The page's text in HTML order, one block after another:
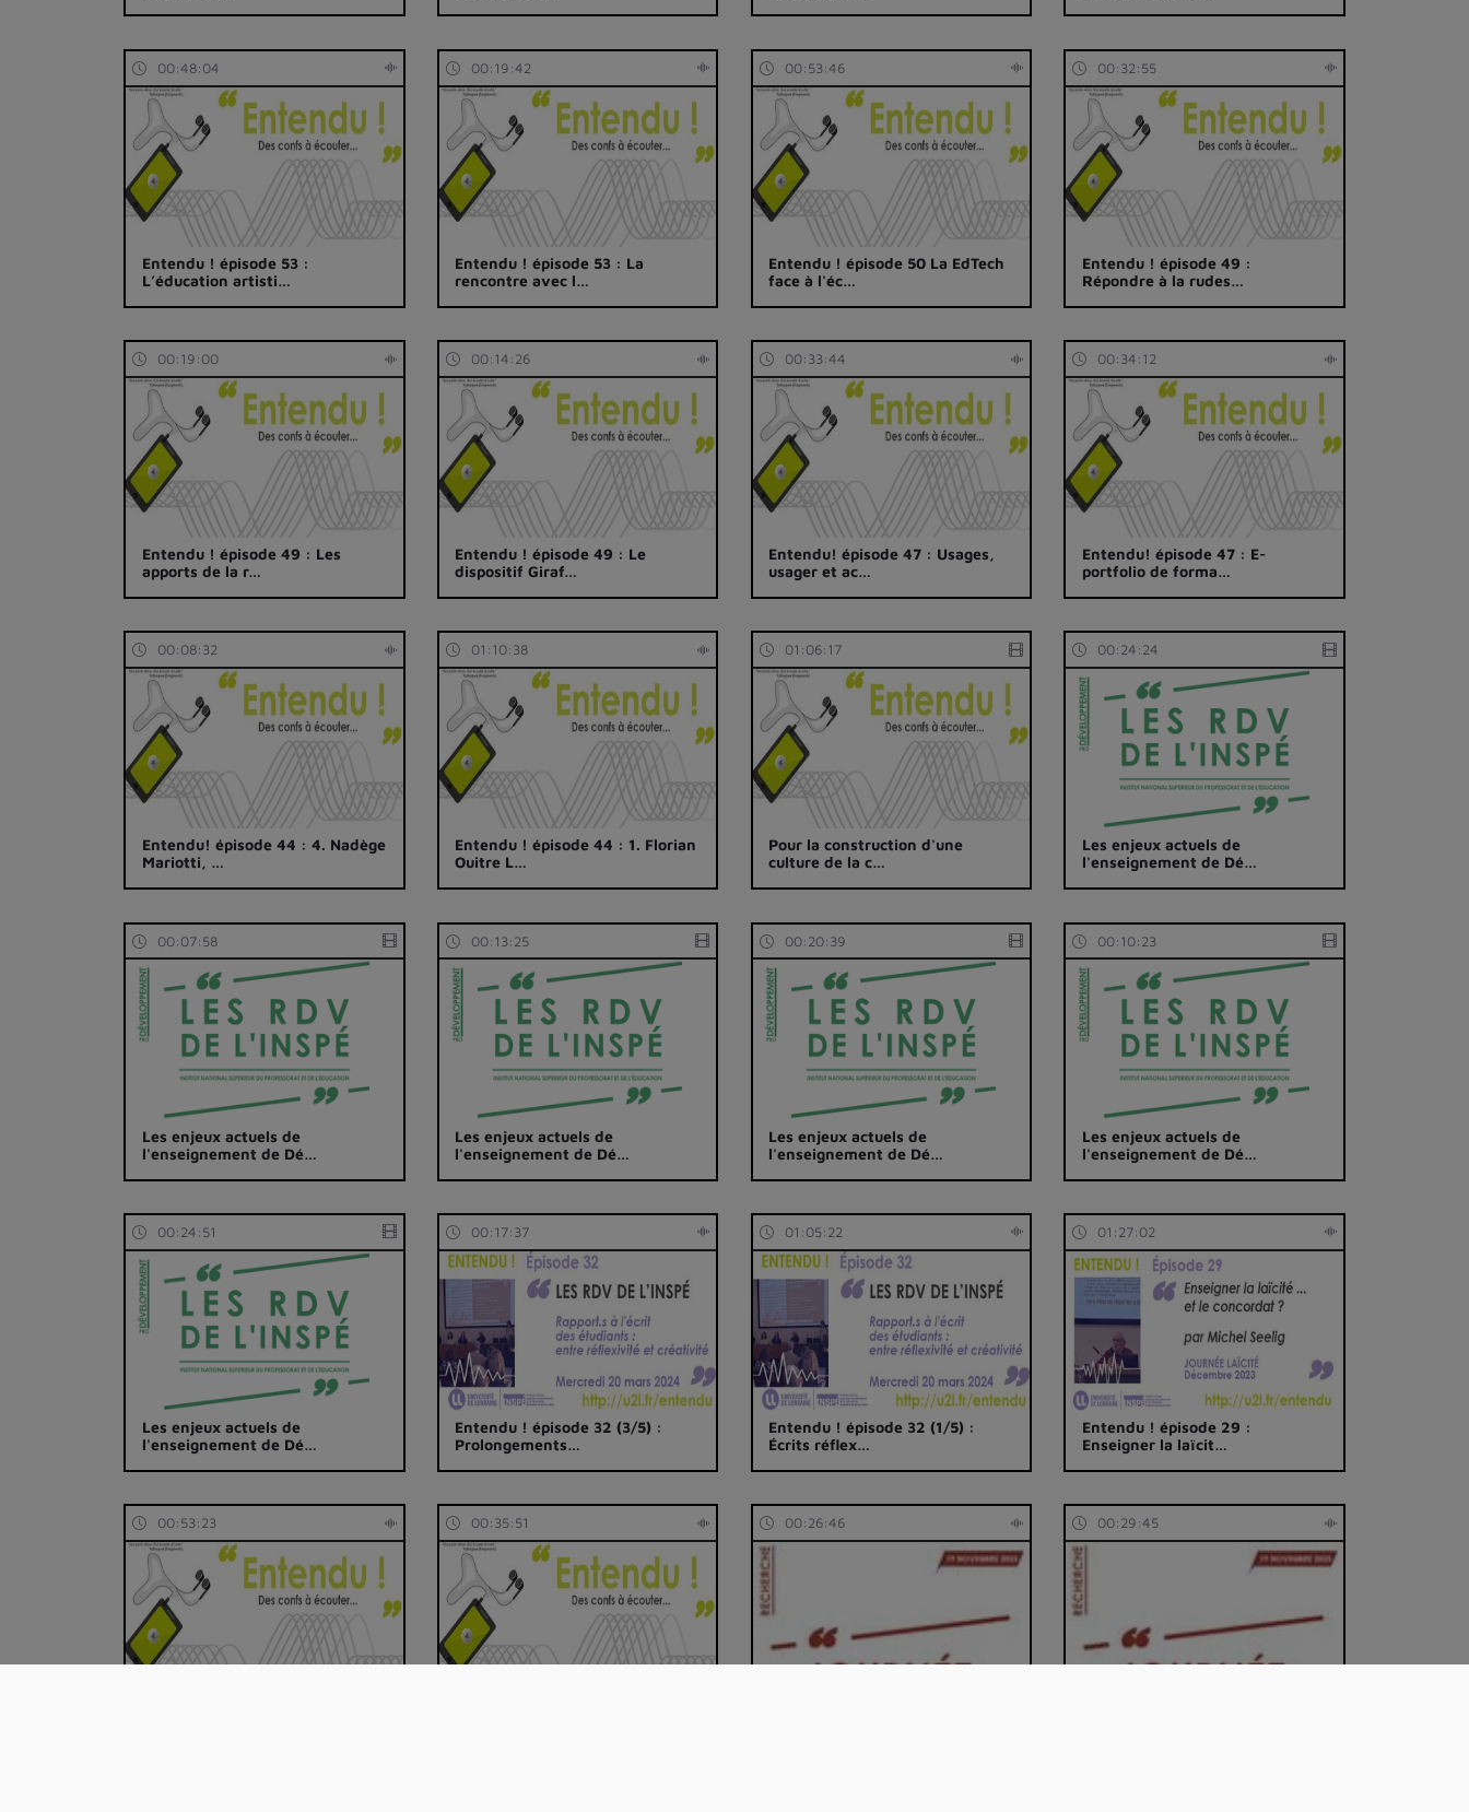
00:48:04
Entendu ! épisode 53 :
L’éducation artisti…
00:19:42
Entendu ! épisode 53 : La
rencontre avec l…
00:53:46
Entendu ! épisode 50 La EdTech
face à l'éc…
00:32:55
Entendu ! épisode 49 :
Répondre à la rudes…
00:19:00
Entendu ! épisode 49 : Les
apports de la r…
00:14:26
Entendu ! épisode 49 : Le
dispositif Giraf…
00:33:44
Entendu! épisode 47 : Usages,
usager et ac…
00:34:12
Entendu! épisode 47 : E-
portfolio de forma…
00:08:32
Entendu! épisode 44 : 4. Nadège
Mariotti, …
01:10:38
Entendu ! épisode 44 : 1. Florian
Ouitre L…
01:06:17
Pour la construction d'une
culture de la c…
00:24:24
Les enjeux actuels de
l'enseignement de Dé…
00:07:58
Les enjeux actuels de
l'enseignement de Dé…
00:13:25
Les enjeux actuels de
l'enseignement de Dé…
00:20:39
Les enjeux actuels de
l'enseignement de Dé…
00:10:23
Les enjeux actuels de
l'enseignement de Dé…
00:24:51
Les enjeux actuels de
l'enseignement de Dé…
00:17:37
Entendu ! épisode 32 (3/5) :
Prolongements…
01:05:22
Entendu ! épisode 32 (1/5) :
Écrits réflex…
01:27:02
Entendu ! épisode 29 :
Enseigner la laïcit…
00:53:23 00:35:51 00:26:46 00:29:45